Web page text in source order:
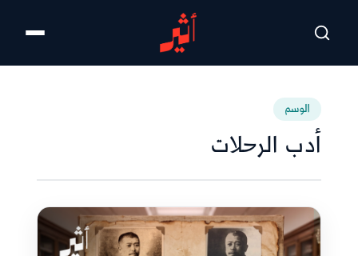
تخطى للمحتوى الرئيسي
الوسم
أدب الرحلات